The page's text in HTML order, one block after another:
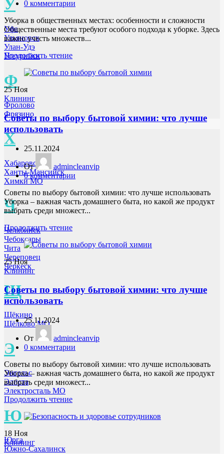
У
Уфа
Ульяновск
Улан-Удэ
Уссурийск
Ф
Фролово
Фрязино
Х
Хабаровск
Ханты-Мансийск
Химки МО
Ч
Челябинск
Чебоксары
Чита
Череповец
Черкеск
Щ
Щёкино
Щёлково МО
Э
Энгельс
Элиста
Электросталь МО
Ю
Юрга
Южно-Сахалинск
0 комментарии
Уборка в общественных местах: особенности и сложности
Общественные места требуют особого подхода к уборке. Здесь
важно учесть множеств...
Продолжить чтение
25Ноя
Клининг
Советы по выбору бытовой химии: что лучше
использовать
25.11.2024
От
admincleanvip
0 комментарии
Советы по выбору бытовой химии: что лучше использовать
Уборка – важная часть домашнего быта, но какой же продукт
выбрать среди множест...
Продолжить чтение
25Ноя
Клининг
Советы по выбору бытовой химии: что лучше
использовать
25.11.2024
От
admincleanvip
0 комментарии
Советы по выбору бытовой химии: что лучше использовать
Уборка – важная часть домашнего быта, но какой же продукт
выбрать среди множест...
Продолжить чтение
18 Ноя
Клининг